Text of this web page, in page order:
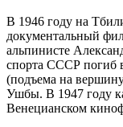
В 1946 году на
документальный
альпинисте
спорта СССР погиб
(подъема на
Ушбы. В 1947 году
Венецианском